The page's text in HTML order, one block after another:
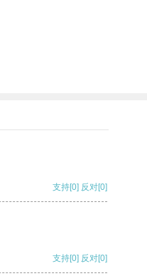
支持[0] 反对[0]
支持[0] 反对[0]